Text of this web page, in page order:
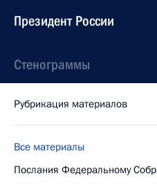
Президент России
Стенограммы
Рубрикация материалов
Все материалы
Послания Федеральному